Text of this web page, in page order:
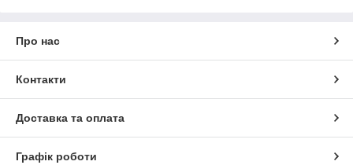
Про нас
Контакти
Доставка та оплата
Графік роботи